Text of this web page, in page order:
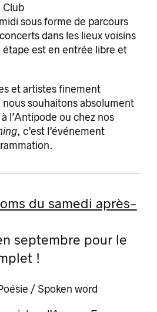
Club
sous forme de parcours
dans les lieux voisins
est en entrée libre et
et artistes finement
souhaitons absolument
l’Antipode ou chez nos
, c’est l’événement
du samedi après-
septembre pour le
!
/ Spoken word